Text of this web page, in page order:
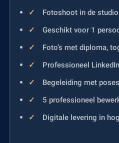
Fotoshoot in de studio
Geschikt voor 1
Foto’s met diploma,
Professioneel
Begeleiding met
5 professioneel
Digitale levering in